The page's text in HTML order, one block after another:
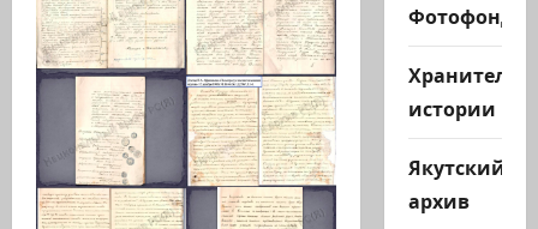
Фотофонд
Хранители
истории
Якутский
архив